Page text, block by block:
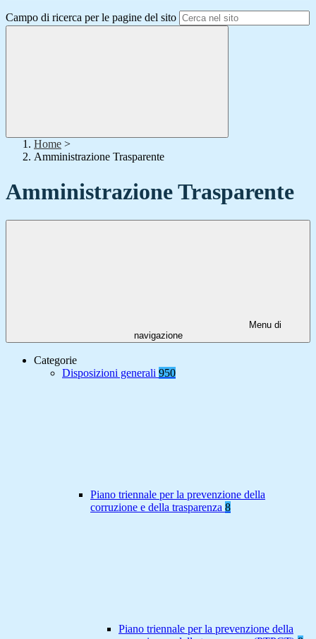
Campo di ricerca per le pagine del sito
Home >
Amministrazione Trasparente
Amministrazione Trasparente
Menu di
navigazione
Categorie
Disposizioni generali 950
Piano triennale per la prevenzione della
corruzione e della trasparenza 8
Piano triennale per la prevenzione della